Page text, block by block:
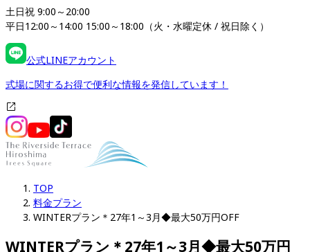
土日祝 9:00～20:00
平日12:00～14:00 15:00～18:00（火・水曜定休 / 祝日除く）
公式LINEアカウント
式場に関するお得で便利な情報を発信しています！
TOP
料金プラン
WINTERプラン＊27年1～3月◆最大50万円OFF
WINTERプラン＊27年1～3月◆最大50万円